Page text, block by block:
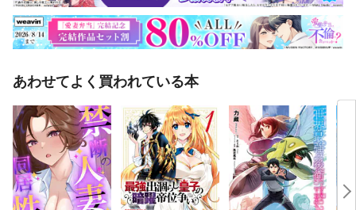
あわせてよく買われている本